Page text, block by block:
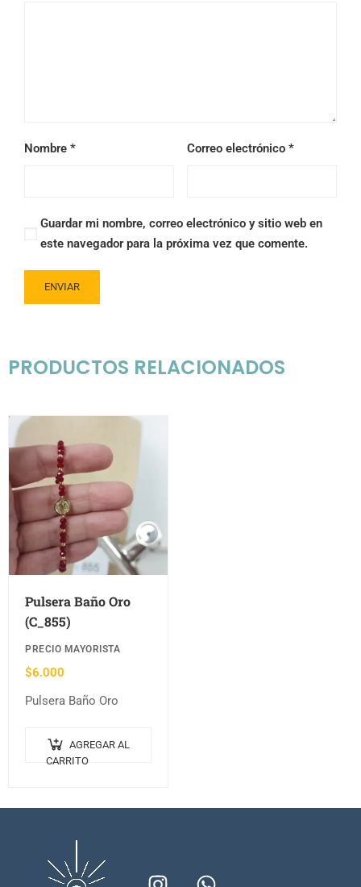
Nombre * Correo electrónico *
Guardar mi nombre, correo electrónico y sitio web en
este navegador para la próxima vez que comente.
PRODUCTOS RELACIONADOS
Pulsera Baño Oro
(C_855)
PRECIO MAYORISTA
$6.000
Pulsera Baño Oro
AGREGAR AL
CARRITO